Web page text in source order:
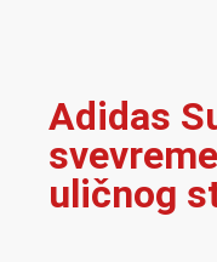
Adidas
uličnog